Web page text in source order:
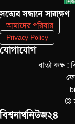
সত‌্যের সন্ধানে সারাক্ষণ
আমাদের পরিবার
Privacy Policy
যোগাযোগ
বার্তা কক্ষ :
©
বিশ্বনাথনিউজ২৪